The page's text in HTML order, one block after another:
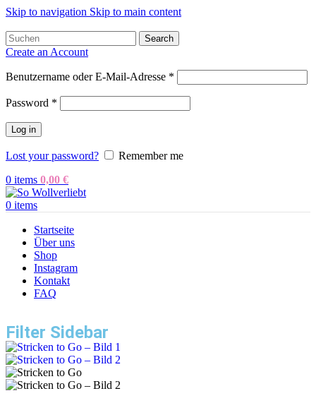
Skip to navigation Skip to main content
Search
Create an Account
Benutzername oder E-Mail-Adresse *
Password *
Log in
Lost your password?
Remember me
0 items 0,00 €
0 items
Startseite
Über uns
Shop
Instagram
Kontakt
FAQ
Filter Sidebar